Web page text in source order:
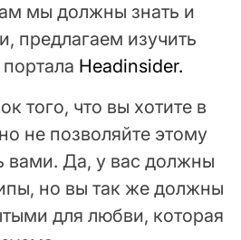
мы должны знать и
предлагаем изучить
портала Headinsider.
того, что вы хотите в
не позволяйте этому
вами. Да, у вас должны
но вы так же должны
для любви, которая